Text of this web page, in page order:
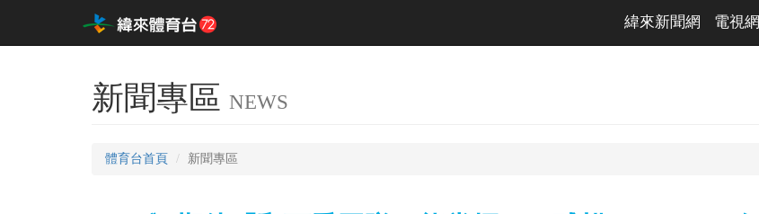
緯來新聞網 電視網
新聞專區 NEWS
體育台首頁 新聞專區